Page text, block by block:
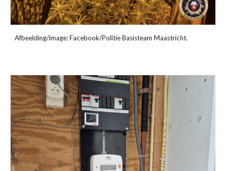
Afbeelding/image: Facebook/Politie Basisteam Maastricht.